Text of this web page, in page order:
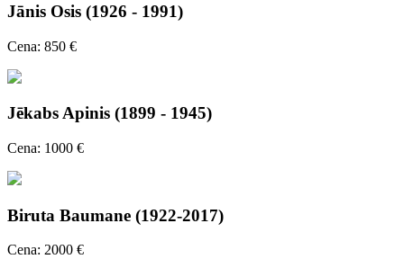
Jānis Osis (1926 - 1991)
Cena: 850 €
Jēkabs Apinis (1899 - 1945)
Cena: 1000 €
Biruta Baumane (1922-2017)
Cena: 2000 €